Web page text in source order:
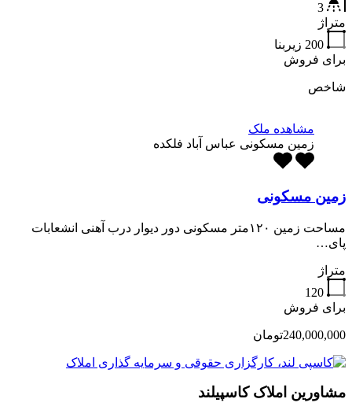
3
متراژ
200 زیربنا
برای فروش
شاخص
مشاهده ملک
زمین مسکونی عباس آباد فلکده
زمین مسکونی
مساحت زمین ۱۲۰متر مسکونی دور دیوار درب آهنی انشعابات
پای…
متراژ
120
برای فروش
240,000,000تومان
مشاورین املاک کاسپیلند